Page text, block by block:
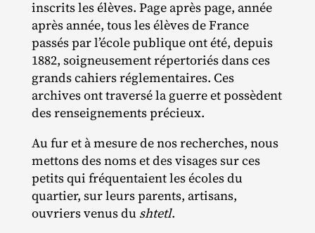
inscrits les élèves. Page après page, année
après année, tous les élèves de France
passés par l’école publique ont été, depuis
1882, soigneusement répertoriés dans ces
grands cahiers réglementaires. Ces
archives ont traversé la guerre et possèdent
des renseignements précieux.
Au fur et à mesure de nos recherches, nous
mettons des noms et des visages sur ces
petits qui fréquentaient les écoles du
quartier, sur leurs parents, artisans,
ouvriers venus du shtetl.